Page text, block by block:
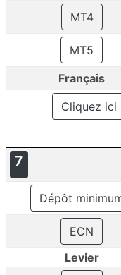
MT4
MT5
Français
Cliquez ici
7
Dépôt
ECN
Levier